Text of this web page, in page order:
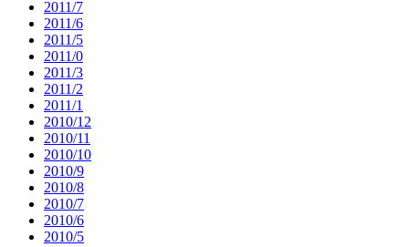
2011/7
2011/6
2011/5
2011/0
2011/3
2011/2
2011/1
2010/12
2010/11
2010/10
2010/9
2010/8
2010/7
2010/6
2010/5